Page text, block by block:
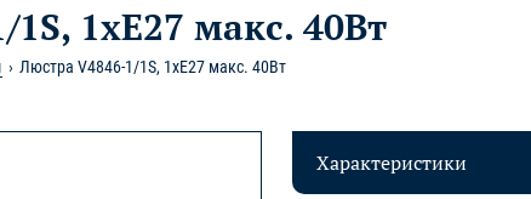
1xE27 макс. 40Вт
Люстра V4846-1/1S, 1xE27 макс. 40Вт
Характеристики